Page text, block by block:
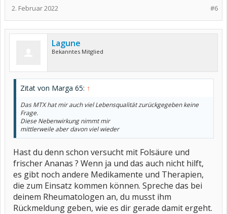
#6
2. Februar 2022
Lagune
Bekanntes Mitglied
Zitat von Marga 65: ↑
Das MTX hat mir auch viel Lebensqualität zurückgegeben keine
Frage.
Diese Nebenwirkung nimmt mir
mittlerweile aber davon viel wieder
Hast du denn schon versucht mit Folsäure und
frischer Ananas ? Wenn ja und das auch nicht hilft,
es gibt noch andere Medikamente und Therapien,
die zum Einsatz kommen können. Spreche das bei
deinem Rheumatologen an, du musst ihm
Rückmeldung geben, wie es dir gerade damit ergeht.